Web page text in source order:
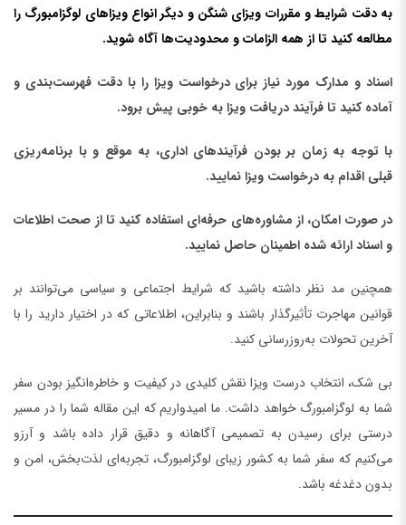
به دقت شرایط و مقررات ویزای شنگن و دیگر انواع ویزاهای لوگزامبورگ را
مطالعه کنید تا از همه الزامات و محدودیت‌ها آگاه شوید.
اسناد و مدارک مورد نیاز برای درخواست ویزا را با دقت فهرست‌بندی و
آماده کنید تا فرآیند دریافت ویزا به خوبی پیش برود.
با توجه به زمان بر بودن فرآیندهای اداری، به موقع و با برنامه‌ریزی
قبلی اقدام به درخواست ویزا نمایید.
در صورت امکان، از مشاوره‌های حرفه‌ای استفاده کنید تا از صحت اطلاعات
و اسناد ارائه شده اطمینان حاصل نمایید.
همچنین مد نظر داشته باشید که شرایط اجتماعی و سیاسی می‌توانند بر
قوانین مهاجرت تأثیرگذار باشند و بنابراین، اطلاعاتی که در اختیار دارید را با
آخرین تحولات به‌روزرسانی کنید.
بی شک، انتخاب درست ویزا نقش کلیدی در کیفیت و خاطره‌انگیز بودن سفر
شما به لوگزامبورگ خواهد داشت. ما امیدواریم که این مقاله شما را در مسیر
درستی برای رسیدن به تصمیمی آگاهانه و دقیق قرار داده باشد و آرزو
می‌کنیم که سفر شما به کشور زیبای لوگزامبورگ، تجربه‌ای لذت‌بخش، امن و
بدون دغدغه باشد.